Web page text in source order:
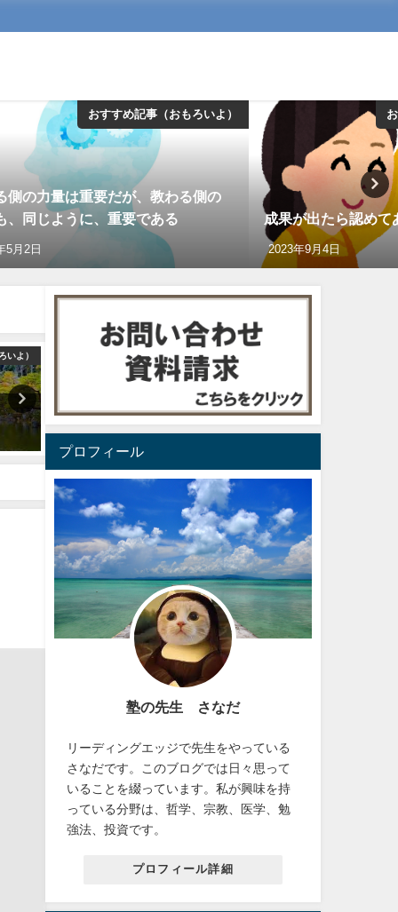
おすすめ記事（おもろいよ）
側の力量は重要だが、教わる側の
、同じように、重要である
5月2日
成果が出たら認めて
2023年9月4日
いよ） おすすめ記事（おもろいよ）
待つ １
2026年5月6日
人生で大事なことは、すべ
丼屋で学んだ
プロフィール
塾の先生 さなだ
リーディングエッジで先生をやっている
さなだです。このブログでは日々思って
いることを綴っています。私が興味を持
っている分野は、哲学、宗教、医学、勉
強法、投資です。
プロフィール詳細